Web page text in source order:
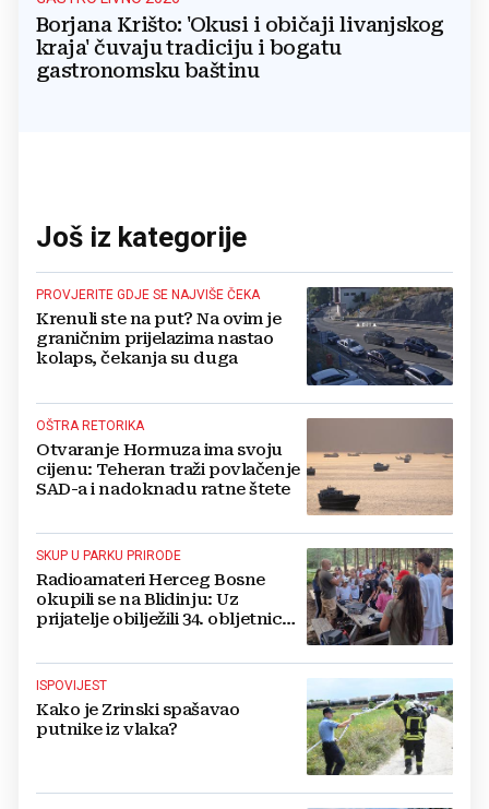
Borjana Krišto: 'Okusi i običaji livanjskog
kraja' čuvaju tradiciju i bogatu
gastronomsku baštinu
Još iz kategorije
PROVJERITE GDJE SE NAJVIŠE ČEKA
Krenuli ste na put? Na ovim je
graničnim prijelazima nastao
kolaps, čekanja su duga
OŠTRA RETORIKA
Otvaranje Hormuza ima svoju
cijenu: Teheran traži povlačenje
SAD-a i nadoknadu ratne štete
SKUP U PARKU PRIRODE
Radioamateri Herceg Bosne
okupili se na Blidinju: Uz
prijatelje obilježili 34. obljetnicu
ISPOVIJEST
Kako je Zrinski spašavao
putnike iz vlaka?